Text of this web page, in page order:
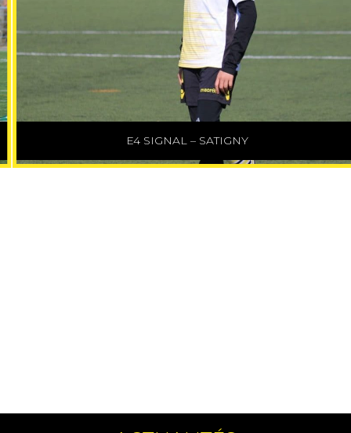
E4 SIGNAL – SATIGNY